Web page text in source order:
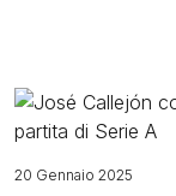
Image
20 Gennaio 2025